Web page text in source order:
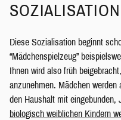
Diese Sozialisation beginnt
“Mädchenspielzeug”
Ihnen wird also früh
anzunehmen. Mädchen
den Haushalt mit eingebunden,
biologisch weiblichen Kindern